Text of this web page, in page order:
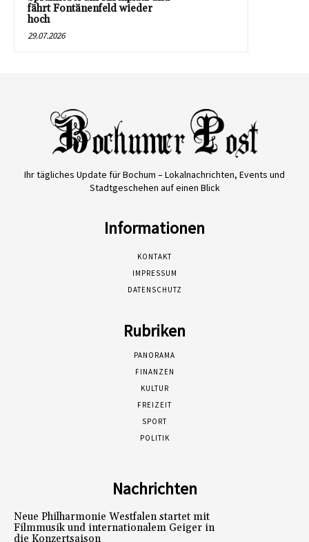
fährt Fontänenfeld wieder
hoch
29.07.2026
Ihr tägliches Update für Bochum – Lokalnachrichten, Events und
Stadtgeschehen auf einen Blick
Informationen
KONTAKT
IMPRESSUM
DATENSCHUTZ
Rubriken
PANORAMA
FINANZEN
KULTUR
FREIZEIT
SPORT
POLITIK
Nachrichten
Neue Philharmonie Westfalen startet mit
Filmmusik und internationalem Geiger in
die Konzertsaison